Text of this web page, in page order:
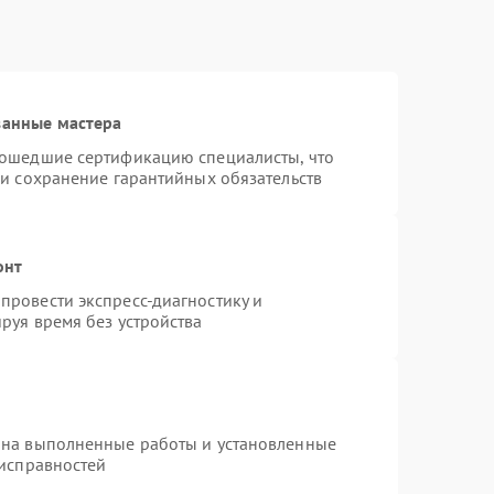
мастера
сертификацию специалисты, что
сохранение гарантийных обязательств
экспресс-диагностику и
время без устройства
выполненные работы и установленные